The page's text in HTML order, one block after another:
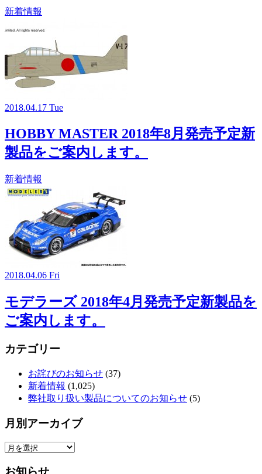
新着情報
2018.04.17 Tue
HOBBY MASTER 2018年8月発売予定新
製品をご案内します。
新着情報
2018.04.06 Fri
モデラーズ 2018年4月発売予定新製品を
ご案内します。
カテゴリー
お詫びのお知らせ (37)
新着情報 (1,025)
弊社取り扱い製品についてのお知らせ (5)
月別アーカイブ
お知らせ